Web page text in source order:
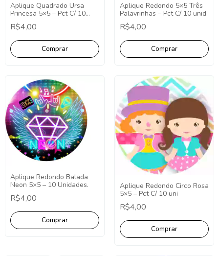
Aplique Quadrado Ursa
Princesa 5×5 – Pct C/ 10
unid
R$4,00
Aplique Redondo 5×5 Três
Palavrinhas – Pct C/ 10 unid
R$4,00
Aplique Redondo Balada
Neon 5×5 – 10 Unidades.
R$4,00
Aplique Redondo Circo Rosa
5×5 – Pct C/ 10 uni
R$4,00